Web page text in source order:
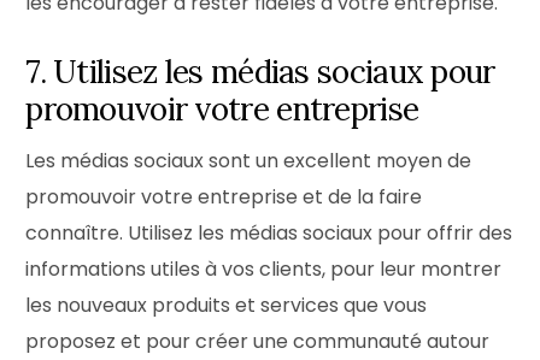
7. Utilisez les médias sociaux pour
promouvoir votre entreprise
Les médias sociaux sont un excellent moyen de
promouvoir votre entreprise et de la faire
connaître. Utilisez les médias sociaux pour offrir des
informations utiles à vos clients, pour leur montrer
les nouveaux produits et services que vous
proposez et pour créer une communauté autour